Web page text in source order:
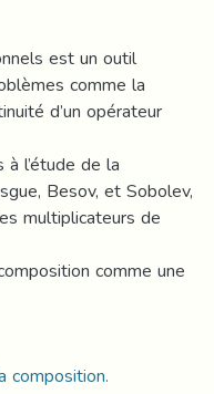
est un outil
comme la
d’un opérateur
l’étude de la
Besov, et Sobolev,
multiplicateurs de
comme une
composition.